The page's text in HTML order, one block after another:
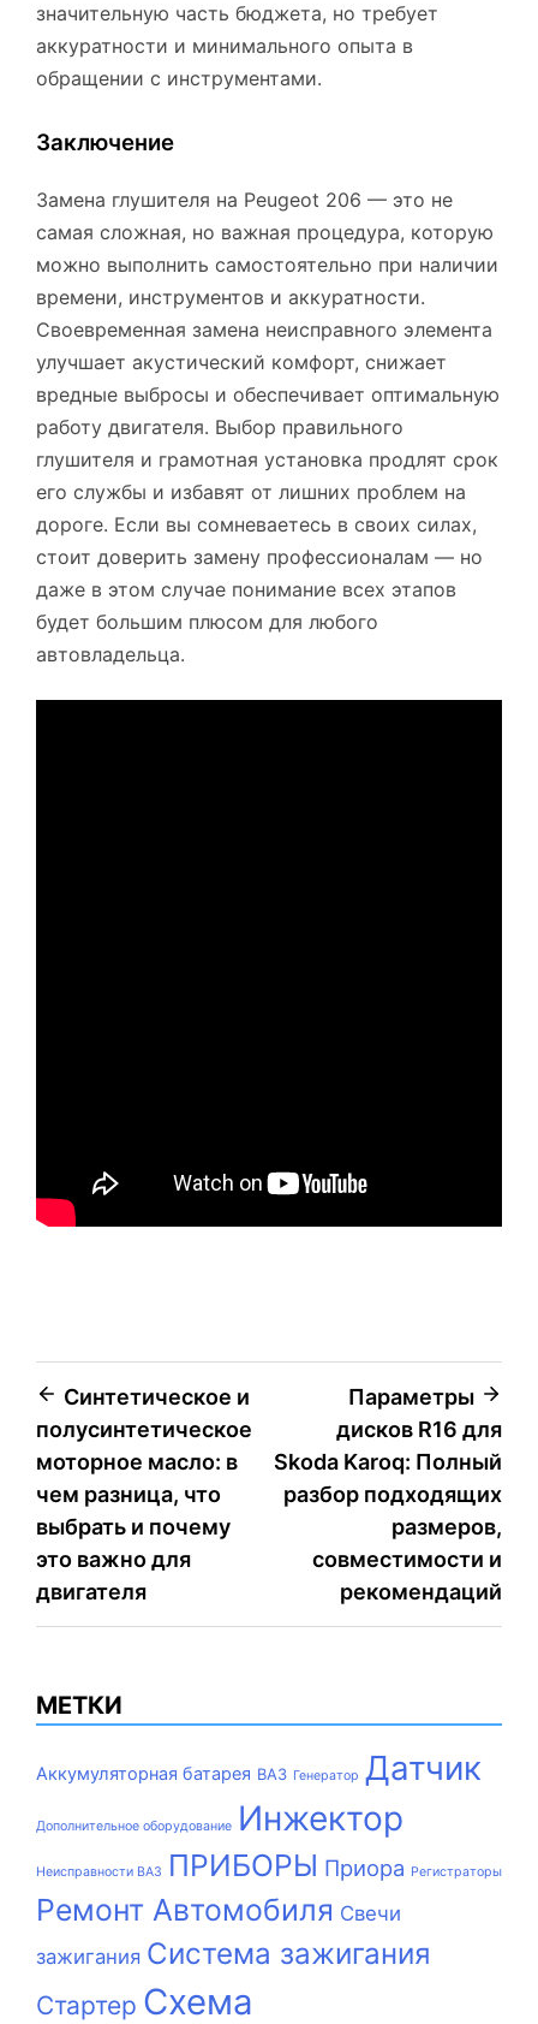
значительную часть бюджета, но требует
аккуратности и минимального опыта в
обращении с инструментами.
Заключение
Замена глушителя на Peugeot 206 — это не
самая сложная, но важная процедура, которую
можно выполнить самостоятельно при наличии
времени, инструментов и аккуратности.
Своевременная замена неисправного элемента
улучшает акустический комфорт, снижает
вредные выбросы и обеспечивает оптимальную
работу двигателя. Выбор правильного
глушителя и грамотная установка продлят срок
его службы и избавят от лишних проблем на
дороге. Если вы сомневаетесь в своих силах,
стоит доверить замену профессионалам — но
даже в этом случае понимание всех этапов
будет большим плюсом для любого
автовладельца.
Навигация
по
записям
Синтетическое и
полусинтетическое
моторное масло: в
чем разница, что
выбрать и почему
это важно для
двигателя
Параметры
дисков R16 для
Skoda Karoq: Полный
разбор подходящих
размеров,
совместимости и
рекомендаций
МЕТКИ
Аккумуляторная батарея ВАЗ Генератор Датчик
Дополнительное оборудование Инжектор
Неисправности ВАЗ ПРИБОРЫ Приора Регистраторы
Ремонт Автомобиля Свечи
зажигания Система зажигания
Стартер Схема